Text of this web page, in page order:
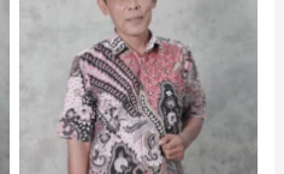
Sunendar – Bendahara
BOS